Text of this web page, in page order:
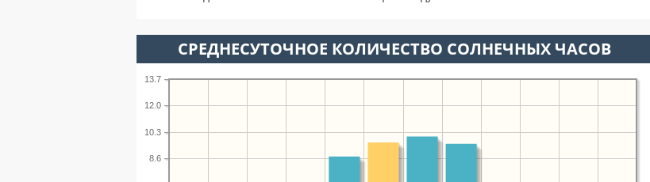
СРЕДНЕСУТОЧНОЕ КОЛИЧЕСТВО СОЛНЕЧНЫХ ЧАСОВ
8.6
10.3
12.0
13.7